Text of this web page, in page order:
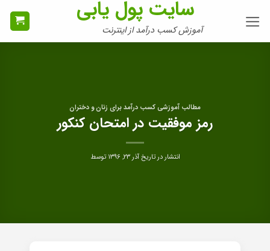
سایت پول یابی
آموزش کسب درآمد از اینترنت
مطالب آموزشی کسب درآمد برای زنان و دختران
رمز موفقیت در امتحان کنکور
انتشار در تاریخآذر ۲۳, ۱۳۹۶ توسط